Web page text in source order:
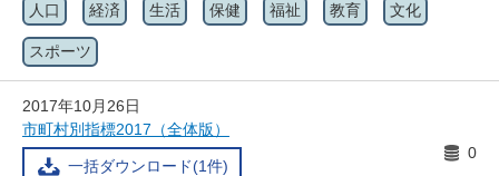
人口 経済 生活 保健 福祉 教育 文化
スポーツ
2017年10月26日
市町村別指標2017（全体版）
一括ダウンロード(1件)
0